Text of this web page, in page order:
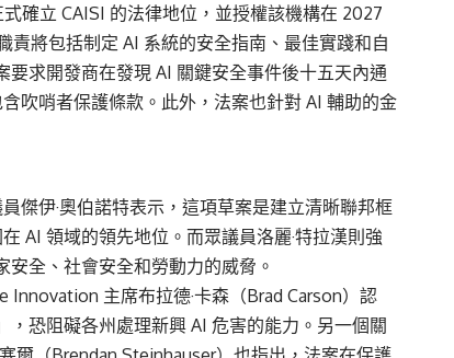
確立 CAISI 的法律地位，並授權該機構在 2027
責將包括制定 AI 系統的安全指南、最佳實踐和自
求開發商在發現 AI 關鍵安全事件後十五天內通
吹哨者保護條款。此外，法案也針對 AI 輔助的金
傑伊·奧伯諾特表示，這項草案是建立清晰聯邦框
AI 領域的領先地位。而眾議員洛麗·特拉漢則強
全、社會安全和勞動力的威脅。
主席布拉德·卡森（Brad Carson）認
恐阻礙各州處理新興 AI 危害的能力。另一個關